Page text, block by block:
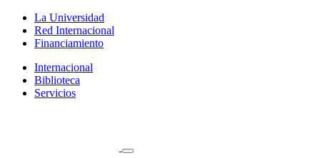
La Universidad
Red Internacional
Financiamiento
Internacional
Biblioteca
Servicios